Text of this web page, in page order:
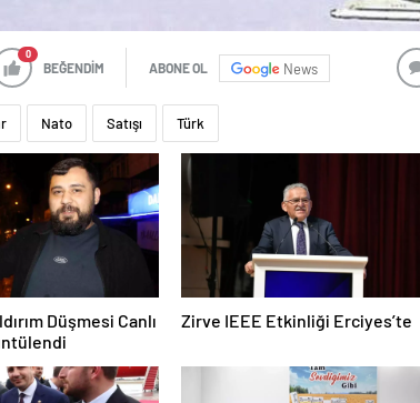
0
BEĞENDİM ABONE OL News
Nato Satışı Türk
Düşmesi Canlı
Zirve IEEE Etkinliği Erciyes’te